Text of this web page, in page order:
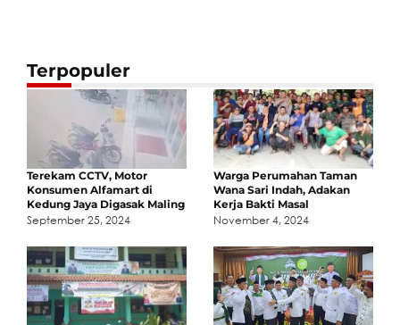
Terpopuler
Terekam CCTV, Motor
Konsumen Alfamart di
Kedung Jaya Digasak Maling
September 25, 2024
Warga Perumahan Taman
Wana Sari Indah, Adakan
Kerja Bakti Masal
November 4, 2024